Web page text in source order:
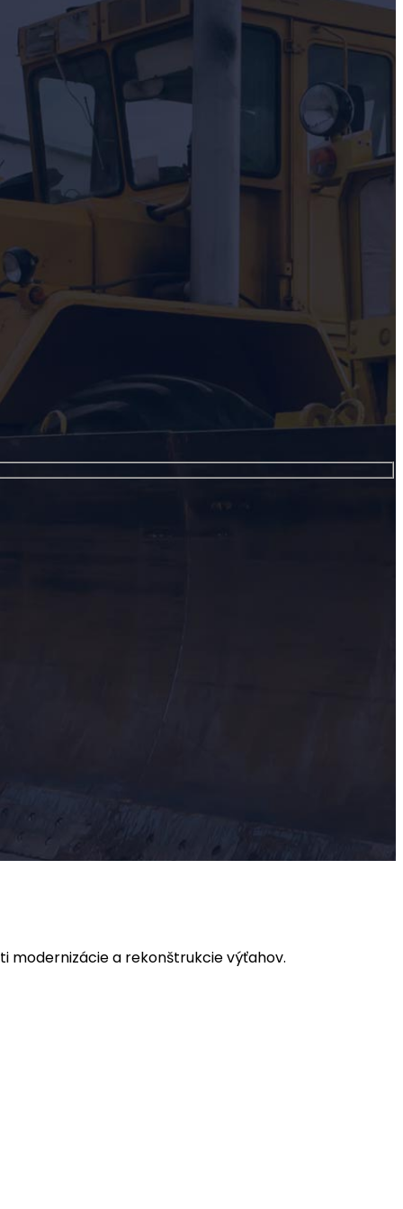
modernizácie a rekonštrukcie výťahov.